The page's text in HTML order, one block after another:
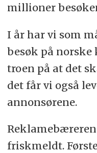
millioner
I år har vi som
besøk på norske
troen på at det
det får vi også
annonsørene.
friskmeldt.